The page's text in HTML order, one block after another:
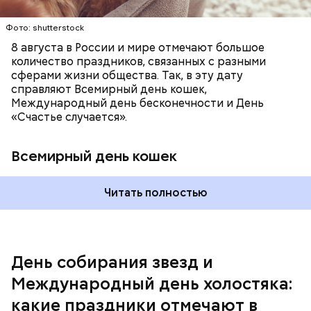
Фото: shutterstock
8 августа в России и мире отмечают большое
количество праздников, связанных с разными
сферами жизни общества. Так, в эту дату
справляют Всемирный день кошек,
Международный день бесконечности и День
«Счастье случается».
Всемирный день кошек
Читать полностью
День собирания звезд и
Международный день холостяка:
какие праздники отмечают в
они уже не будут холостяками.
Спагетти из кабачков